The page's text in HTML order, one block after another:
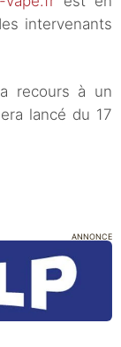
intervenants
recours à un
lancé du 17
ANNONCE